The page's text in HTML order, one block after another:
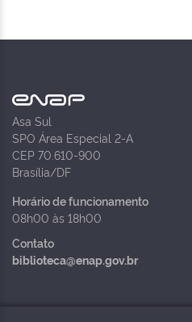
Asa Sul
SPO Área Especial 2-A
CEP 70.610-900
Brasília/DF
Horário de funcionamento
08h00 às 18h00
Contato
biblioteca@enap.gov.br